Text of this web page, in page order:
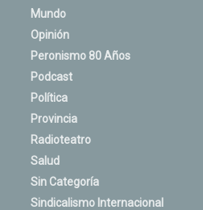
Mundo
Opinión
Peronismo 80 Años
Podcast
Política
Provincia
Radioteatro
Salud
Sin Categoría
Sindicalismo Internacional